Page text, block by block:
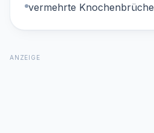
vermehrte Knochenbrüche
ANZEIGE